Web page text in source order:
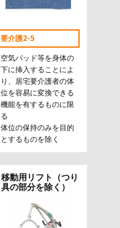
要介護2-5
空気パッド等を身体の
下に挿入することによ
り、居宅要介護者の体
位を容易に変換できる
機能を有するものに限
る
体位の保持のみを目的
とするものを除く
移動用リフト（つり
具の部分を除く）